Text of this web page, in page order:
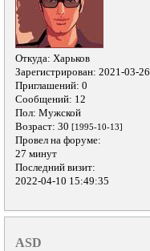
Откуда: Харьков
Зарегистрирован: 2021-03-26
Приглашений: 0
Сообщений: 12
Пол: Мужской
Возраст: 30 [1995-10-13]
Провел на форуме:
27 минут
Последний визит:
2022-04-10 15:49:35
ASD